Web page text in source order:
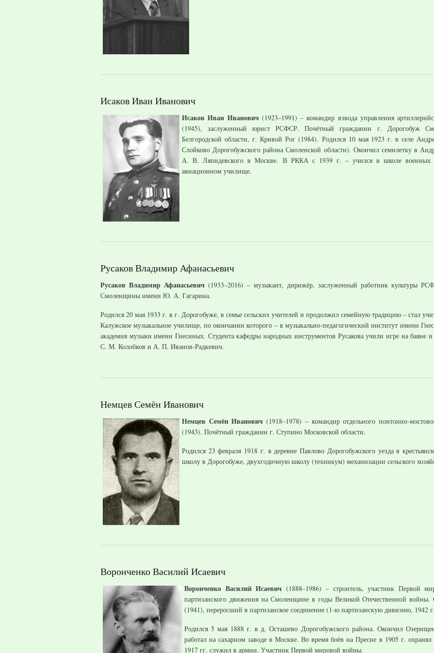
Исаков Иван Иванович
Исаков Иван Иванович(1923–1991) – командир взвода управления
(1945), заслуженный юрист РСФСР. Почётный гражданин г. Дорогобуж
Белгородской области, г. Кривой Рог (1984). Родился 10 мая 1923 г. в селе
Слойково Дорогобужского района Смоленской области). Окончил семилетку в
А. В. Ляпидевского в Москве. В РККА с 1939 г. – учился в школе военных
авиационном училище.
Русаков Владимир Афанасьевич
Русаков Владимир Афанасьевич (1933–2016) – музыкант, дирижёр, заслуженный работник культуры
Смоленщины имени Ю. А. Гагарина.
Родился 20 мая 1933 г. в г. Дорогобуже, в семье сельских учителей и продолжил семейную традицию – стал
Калужское музыкальное училище, по окончании которого – в музыкально-педагогический институт имени
академия музыки имени Гнесиных. Студента кафедры народных инструментов Русакова учили игре на баяне
С. М. Колобков и А. П. Иванов-Радкевич.
Немцев Семён Иванович
Немцев Семён Иванович (1918–1978) – командир отдельного понтонно-
(1943). Почётный гражданин г. Ступино Московской области.
Родился 23 февраля 1918 г. в деревне Павлово Дорогобужского уезда в
школу в Дорогобуже, двухгодичную школу (техникум) механизации сельского
Воронченко Василий Исаевич
Воронченко Василий Исаевич (1888–1986) – строитель, участник Первой
партизанского движения на Смоленщине в годы Великой Отечественной войны.
(1941), переросший в партизанское соединение (1-ю партизанскую дивизию,
Родился 5 мая 1888 г. в д. Осташево Дорогобужского района. Окончил
работал на сахарном заводе в Москве. Во время боёв на Пресне в 1905 г.
1917 гг. служил в армии. Участник Первой мировой войны.